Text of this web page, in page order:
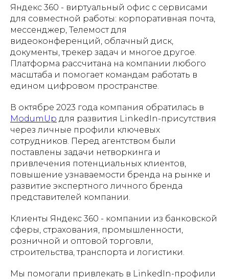
Яндекс 360 - виртуальный офис с сервисами
для совместной работы: корпоративная почта,
мессенджер, Телемост для
видеоконференций, облачный диск,
документы, трекер задач и многое другое.
Платформа рассчитана на компании любого
масштаба и помогает командам работать в
едином цифровом пространстве.
В октябре 2023 года компания обратилась в
ModumUp для развития LinkedIn-присутствия
через личные профили ключевых
сотрудников. Перед агентством были
поставлены задачи нетворкинга и
привлечения потенциальных клиентов,
повышение узнаваемости бренда на рынке и
развитие экспертного личного бренда
представителей компании.
Клиенты Яндекс 360 - компании из банковской
сферы, страхования, промышленности,
розничной и оптовой торговли,
строительства, транспорта и логистики.
Мы помогали привлекать в LinkedIn-профили